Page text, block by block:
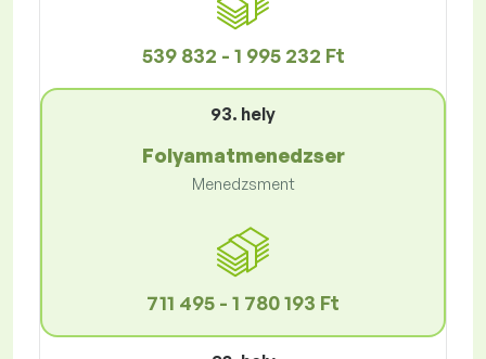
539 832 - 1 995 232 Ft
93. hely
Folyamatmenedzser
Menedzsment
711 495 - 1 780 193 Ft